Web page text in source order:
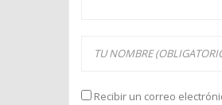
Recibir un correo